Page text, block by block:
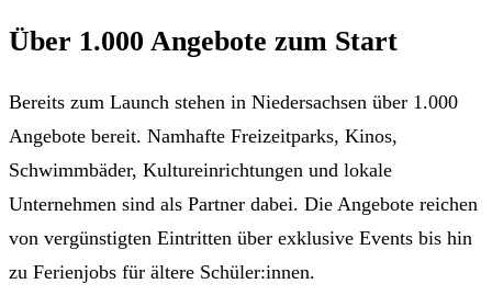
Über 1.000 Angebote zum Start
Bereits zum Launch stehen in Niedersachsen über 1.000
Angebote bereit. Namhafte Freizeitparks, Kinos,
Schwimmbäder, Kultureinrichtungen und lokale
Unternehmen sind als Partner dabei. Die Angebote reichen
von vergünstigten Eintritten über exklusive Events bis hin
zu Ferienjobs für ältere Schüler:innen.